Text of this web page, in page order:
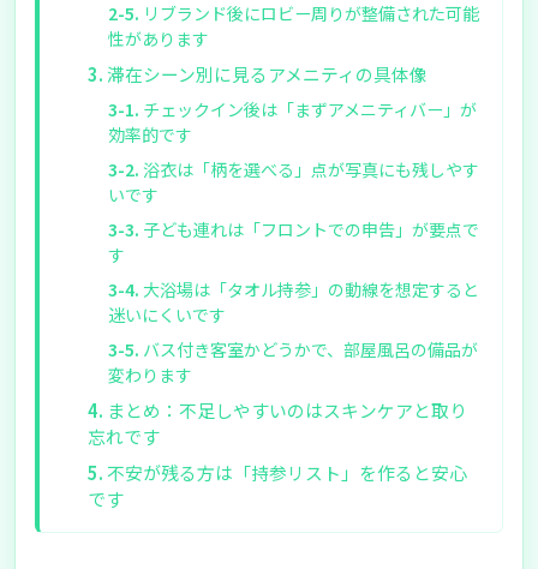
リブランド後にロビー周りが整備された可能
性があります
滞在シーン別に見るアメニティの具体像
チェックイン後は「まずアメニティバー」が
効率的です
浴衣は「柄を選べる」点が写真にも残しやす
いです
子ども連れは「フロントでの申告」が要点で
す
大浴場は「タオル持参」の動線を想定すると
迷いにくいです
バス付き客室かどうかで、部屋風呂の備品が
変わります
まとめ：不足しやすいのはスキンケアと取り
忘れです
不安が残る方は「持参リスト」を作ると安心
です